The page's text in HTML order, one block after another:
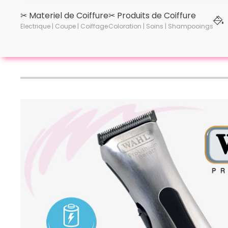
✂︎ Materiel de Coiffure
Electrique | Coupe | Coiffage
✂︎ Produits de Coiffure
Coloration | Soins | Shampooings